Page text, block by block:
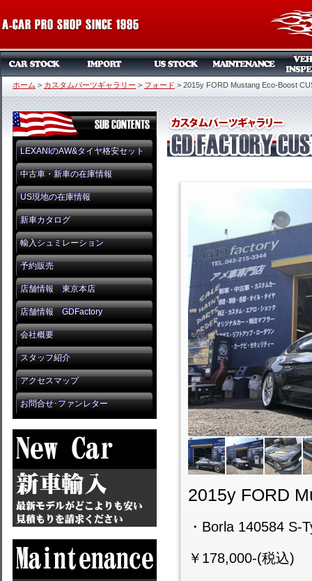
ホーム > カスタムパーツギャラリー > フォード > 2015y FORD Mustang Eco-Boost
LEXANIのAW&タイヤ格安セット
中古車・新車の在庫情報
US現地の在庫情報
新車カタログ
輸入シュミレーション
予約販売
店舗情報 東京本店
店舗情報 GDFactory
会社概要
スタッフ紹介
アクセスマップ
お問合せ･ファンレター
2015y FORD
・Borla 140584 S-
￥178,000-(税込)